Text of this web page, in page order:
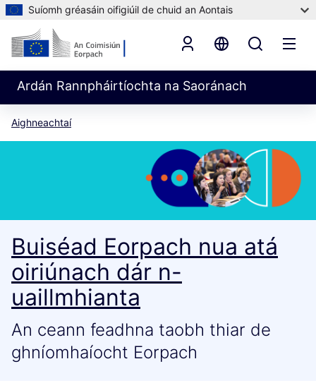
Suíomh gréasáin oifigiúil de chuid an Aontais
Ardán Rannpháirtíochta na Saoránach
Aighneachtaí
Buiséad Eorpach nua atá
oiriúnach dár n-
uaillmhianta
An ceann feadhna taobh thiar de
ghníomhaíocht Eorpach